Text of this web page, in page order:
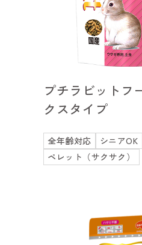
プチラビットフ
クスタイプ
全年齢対応
シニアOK
ペレット（サクサク）